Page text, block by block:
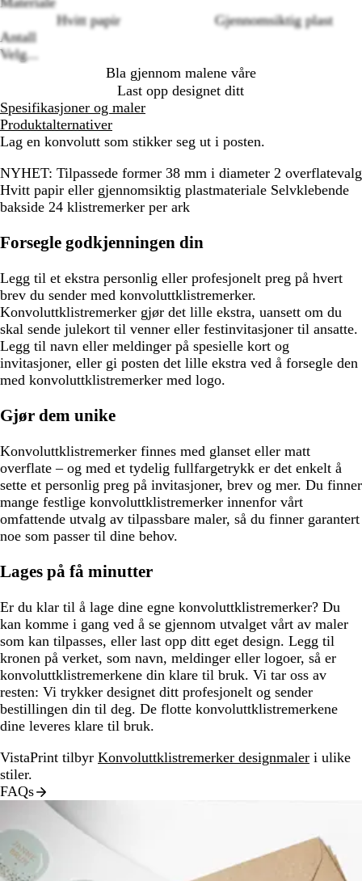
Loading
Hvitt papir
Gjennomsiktig plast
Antall
Velg...
Bla gjennom malene våre
Last opp designet ditt
Spesifikasjoner og maler
Produktalternativer
Lag en konvolutt som stikker seg ut i posten.
NYHET: Tilpassede former 38 mm i diameter 2 overflatevalg
Hvitt papir eller gjennomsiktig plastmateriale Selvklebende
bakside 24 klistremerker per ark
Forsegle godkjenningen din
Legg til et ekstra personlig eller profesjonelt preg på hvert
brev du sender med konvoluttklistremerker.
Konvoluttklistremerker gjør det lille ekstra, uansett om du
skal sende julekort til venner eller festinvitasjoner til ansatte.
Legg til navn eller meldinger på spesielle kort og
invitasjoner, eller gi posten det lille ekstra ved å forsegle den
med konvoluttklistremerker med logo.
Gjør dem unike
Konvoluttklistremerker finnes med glanset eller matt
overflate – og med et tydelig fullfargetrykk er det enkelt å
sette et personlig preg på invitasjoner, brev og mer. Du finner
mange festlige konvoluttklistremerker innenfor vårt
omfattende utvalg av tilpassbare maler, så du finner garantert
noe som passer til dine behov.
Lages på få minutter
Er du klar til å lage dine egne konvoluttklistremerker? Du
kan komme i gang ved å se gjennom utvalget vårt av maler
som kan tilpasses, eller last opp ditt eget design. Legg til
kronen på verket, som navn, meldinger eller logoer, så er
konvoluttklistremerkene din klare til bruk. Vi tar oss av
resten: Vi trykker designet ditt profesjonelt og sender
bestillingen din til deg. De flotte konvoluttklistremerkene
dine leveres klare til bruk.
VistaPrint tilbyr Konvoluttklistremerker designmaler i ulike
stiler.
FAQs